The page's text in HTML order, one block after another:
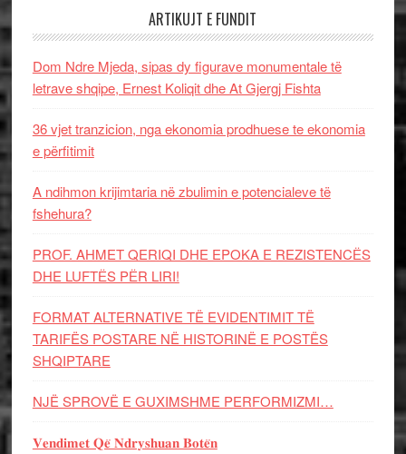
ARTIKUJT E FUNDIT
Dom Ndre Mjeda, sipas dy figurave monumentale të
letrave shqipe, Ernest Koliqit dhe At Gjergj Fishta
36 vjet tranzicion, nga ekonomia prodhuese te ekonomia
e përfitimit
A ndihmon krijimtaria në zbulimin e potencialeve të
fshehura?
PROF. AHMET QERIQI DHE EPOKA E REZISTENCЁS
DHE LUFTЁS PЁR LIRI!
FORMAT ALTERNATIVE TË EVIDENTIMIT TË
TARIFËS POSTARE NË HISTORINË E POSTËS
SHQIPTARE
NJË SPROVË E GUXIMSHME PERFORMIZMI…
𝐕𝐞𝐧𝐝𝐢𝐦𝐞𝐭 𝐐𝐞̈ 𝐍𝐝𝐫𝐲𝐬𝐡𝐮𝐚𝐧 𝐁𝐨𝐭𝐞̈𝐧